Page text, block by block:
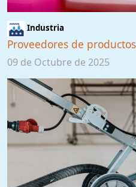
Industria
Proveedores de
09 de Octubre de 2025